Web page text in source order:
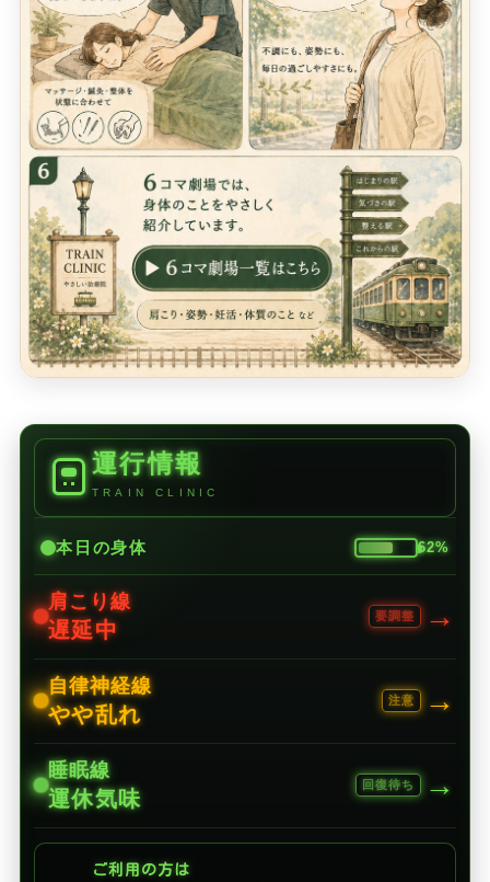
運行情報
TRAIN CLINIC
本日の身体 62%
肩こり線
遅延中
要調整 →
自律神経線
やや乱れ
注意 →
睡眠線
運休気味
回復待ち →
ご利用の方は